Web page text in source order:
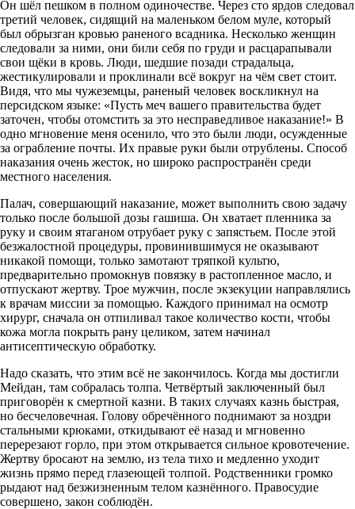
Он шёл пешком в полном одиночестве. Через сто ярдов следовал
третий человек, сидящий на маленьком белом муле, который
был обрызган кровью раненого всадника. Несколько женщин
следовали за ними, они били себя по груди и расцарапывали
свои щёки в кровь. Люди, шедшие позади страдальца,
жестикулировали и проклинали всё вокруг на чём свет стоит.
Видя, что мы чужеземцы, раненый человек воскликнул на
персидском языке: «Пусть меч вашего правительства будет
заточен, чтобы отомстить за это несправедливое наказание!» В
одно мгновение меня осенило, что это были люди, осужденные
за ограбление почты. Их правые руки были отрублены. Способ
наказания очень жесток, но широко распространён среди
местного населения.
Палач, совершающий наказание, может выполнить свою задачу
только после большой дозы гашиша. Он хватает пленника за
руку и своим ятаганом отрубает руку с запястьем. После этой
безжалостной процедуры, провинившимуся не оказывают
никакой помощи, только замотают тряпкой культю,
предварительно промокнув повязку в растопленное масло, и
отпускают жертву. Трое мужчин, после экзекуции направлялись
к врачам миссии за помощью. Каждого принимал на осмотр
хирург, сначала он отпиливал такое количество кости, чтобы
кожа могла покрыть рану целиком, затем начинал
антисептическую обработку.
Надо сказать, что этим всё не закончилось. Когда мы достигли
Мейдан, там собралась толпа. Четвёртый заключенный был
приговорён к смертной казни. В таких случаях казнь быстрая,
но бесчеловечная. Голову обречённого поднимают за ноздри
стальными крюками, откидывают её назад и мгновенно
перерезают горло, при этом открывается сильное кровотечение.
Жертву бросают на землю, из тела тихо и медленно уходит
жизнь прямо перед глазеющей толпой. Родственники громко
рыдают над безжизненным телом казнённого. Правосудие
совершено, закон соблюдён.